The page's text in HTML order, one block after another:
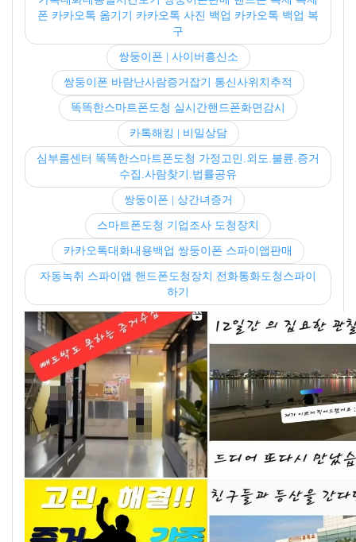
폰 카카오톡 옮기기 카카오톡 사진 백업 카카오톡 백업 복
구
쌍둥이폰 | 사이버흥신소
쌍둥이폰 바람난사람증거잡기 통신사위치추적
똑똑한스마트폰도청 실시간핸드폰화면감시
카톡해킹 | 비밀상담
심부름센터 똑똑한스마트폰도청 가정고민.외도.불륜.증거
수집.사람찾기.법률공유
쌍둥이폰 | 상간녀증거
스마트폰도청 기업조사 도청장치
카카오톡대화내용백업 쌍둥이폰 스파이앱판매
자동녹취 스파이앱 핸드폰도청장치 전화통화도청스파이
하기